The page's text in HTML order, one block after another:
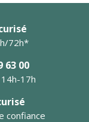
72h*
63 00
17h
confiance